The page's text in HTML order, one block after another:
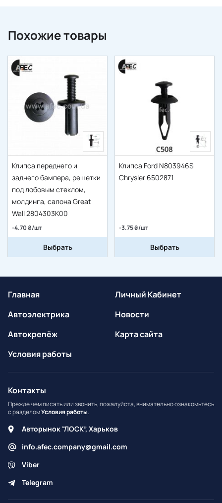
Похожие товары
Клипса переднего и
заднего бампера, решетки
под лобовым стеклом,
молдинга, салона Great
Wall 2804303K00
-4.70 ₴/шт
Выбрать
Клипса Ford N803946S
Chrysler 6502871
-3.75 ₴/шт
Выбрать
Главная
Автоэлектрика
Автокрепёж
Условия работы
Личный Кабинет
Новости
Карта сайта
Контакты
Прежде чем писать или звонить, пожалуйста, внимательно ознакомьтесь
с разделомУсловия работы.
Авторынок “ЛОСК”, Харьков
info.afec.company@gmail.com
Viber
Telegram